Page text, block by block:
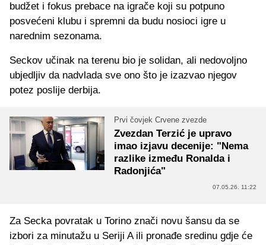
budžet i fokus prebace na igrače koji su potpuno
posvećeni klubu i spremni da budu nosioci igre u
narednim sezonama.
Seckov učinak na terenu bio je solidan, ali nedovoljno
ubjedljiv da nadvlada sve ono što je izazvao njegov
potez poslije derbija.
Prvi čovjek Crvene zvezde
Zvezdan Terzić je upravo
imao izjavu decenije: "Nema
razlike između Ronalda i
Radonjića"
07.05.26. 11:22
Za Secka povratak u Torino znači novu šansu da se
izbori za minutažu u Seriji A ili pronađe sredinu gdje će